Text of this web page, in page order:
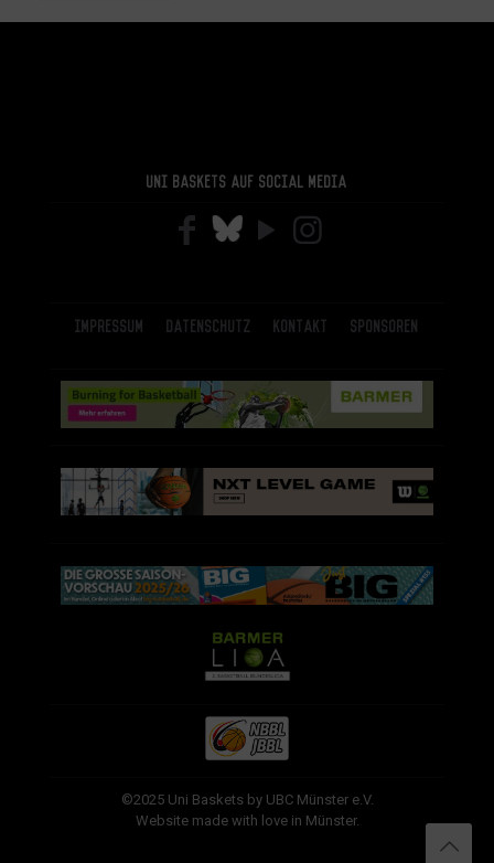
Uni Baskets auf Social Media
Impressum Datenschutz Kontakt Sponsoren
©2025 Uni Baskets by UBC Münster e.V.
Website made with love in Münster.